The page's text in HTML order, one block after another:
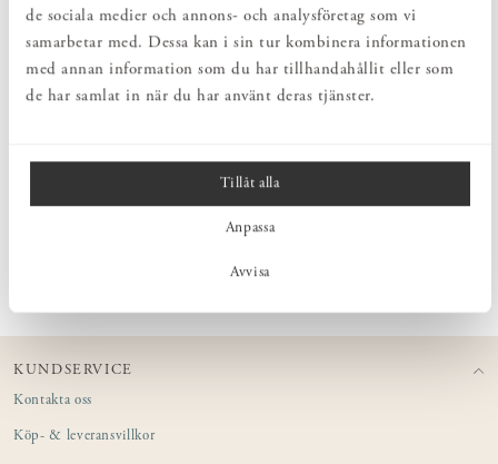
de sociala medier och annons- och analysföretag som vi
samarbetar med. Dessa kan i sin tur kombinera informationen
med annan information som du har tillhandahållit eller som
de har samlat in när du har använt deras tjänster.
Tillåt alla
Anpassa
Avvisa
Hårdtvål i doften Fir från Tangentgc. Tangentgcs hårda tvålar är
tillverkade av kokosolja och berikade med fuktgivande glycerin, en
torrhet. Dessa fasta tvålar är idealiska för resor och har även
minimal miljöpåverkan eftersom de är kompakta och kräver
Säljs enbart online
KUNDSERVICE
Kontakta oss
Köp- & leveransvillkor